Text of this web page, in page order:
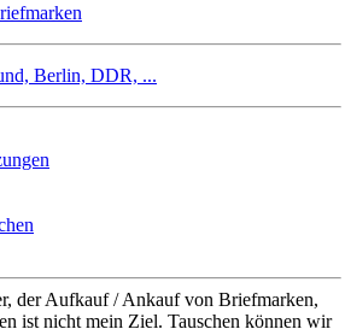
Berlin, DDR, ...
der Aufkauf / Ankauf von Briefmarken,
ist nicht mein Ziel. Tauschen können wir